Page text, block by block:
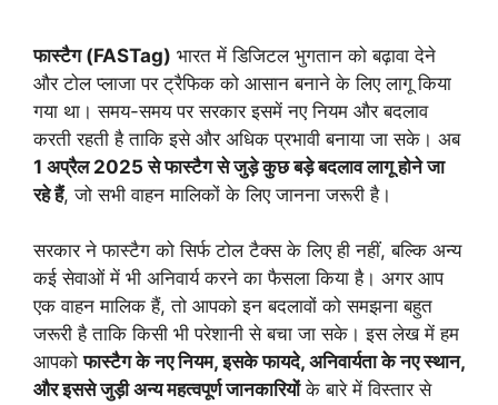
फास्टैग (FASTag) भारत में डिजिटल भुगतान को बढ़ावा देने
और टोल प्लाजा पर ट्रैफिक को आसान बनाने के लिए लागू किया
गया था। समय-समय पर सरकार इसमें नए नियम और बदलाव
करती रहती है ताकि इसे और अधिक प्रभावी बनाया जा सके। अब
1 अप्रैल 2025 से फास्टैग से जुड़े कुछ बड़े बदलाव लागू होने जा
रहे हैं, जो सभी वाहन मालिकों के लिए जानना जरूरी है।
सरकार ने फास्टैग को सिर्फ टोल टैक्स के लिए ही नहीं, बल्कि अन्य
कई सेवाओं में भी अनिवार्य करने का फैसला किया है। अगर आप
एक वाहन मालिक हैं, तो आपको इन बदलावों को समझना बहुत
जरूरी है ताकि किसी भी परेशानी से बचा जा सके। इस लेख में हम
आपकोफास्टैग के नए नियम, इसके फायदे, अनिवार्यता के नए स्थान,
और इससे जुड़ी अन्य महत्वपूर्ण जानकारियोंके बारे में विस्तार से